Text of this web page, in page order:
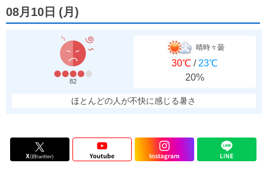
08月10日 (月 )
82
晴時々曇
30℃ / 23℃
20%
ほとんどの人が不快に感じる暑さ